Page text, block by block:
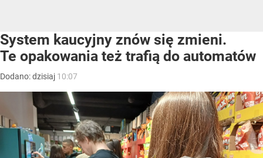
System kaucyjny znów się zmieni.
Te opakowania też trafią do automatów
Dodano:dzisiaj 10:07